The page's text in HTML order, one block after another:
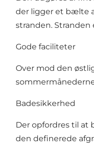
der ligger et bælte
stranden.
Gode faciliteter
Over mod den
Badesikkerhed
Der opfordres til at
den definerede